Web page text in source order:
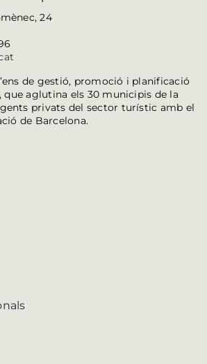
24
de gestió, promoció i planificació
aglutina els 30 municipis de la
privats del sector turístic amb el
de Barcelona.